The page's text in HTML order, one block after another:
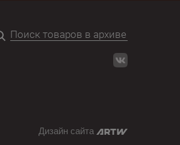
Дизайн сайта